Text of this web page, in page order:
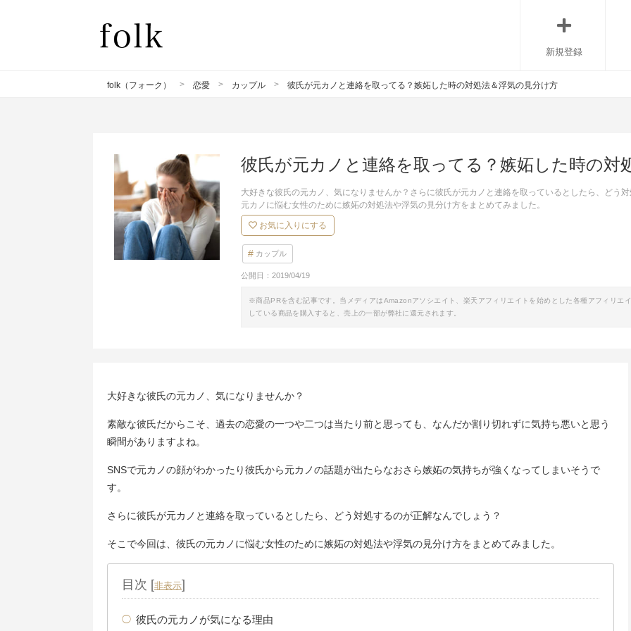
新規登録
folk（フォーク） 恋愛 カップル 彼氏が元カノと連絡を取ってる？嫉妬した時の対処法＆浮気の見分け方
彼氏が元カノと連絡を取ってる？嫉妬した時の対
大好きな彼氏の元カノ、気になりませんか？さらに彼氏が元カノと連絡を取っているとしたら、どう
元カノに悩む女性のために嫉妬の対処法や浮気の見分け方をまとめてみました。
お気に入りにする
カップル
公開日： 2019/04/19
※商品PRを含む記事です。当メディアはAmazonアソシエイト、楽天アフィリエイトを始めとした各種アフィリエ
している商品を購入すると、売上の一部が弊社に還元されます。
大好きな彼氏の元カノ、気になりませんか？
素敵な彼氏だからこそ、過去の恋愛の一つや二つは当たり前と思っても、なんだか割り切れずに気持ち悪いと思う
瞬間がありますよね。
SNSで元カノの顔がわかったり彼氏から元カノの話題が出たらなおさら嫉妬の気持ちが強くなってしまいそうで
す。
さらに彼氏が元カノと連絡を取っているとしたら、どう対処するのが正解なんでしょう？
そこで今回は、彼氏の元カノに悩む女性のために嫉妬の対処法や浮気の見分け方をまとめてみました。
目次 [非表示]
彼氏の元カノが気になる理由